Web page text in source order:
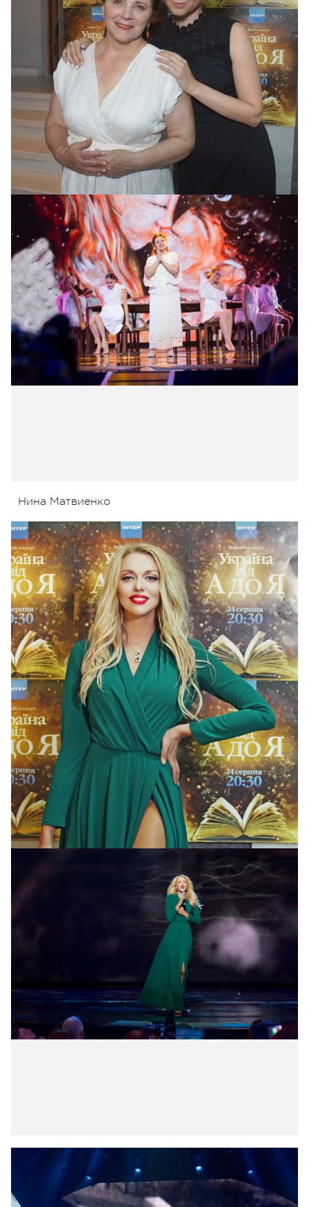
Нина и Тоня Матвиенко
Нина Матвиенко
Оля Полякова